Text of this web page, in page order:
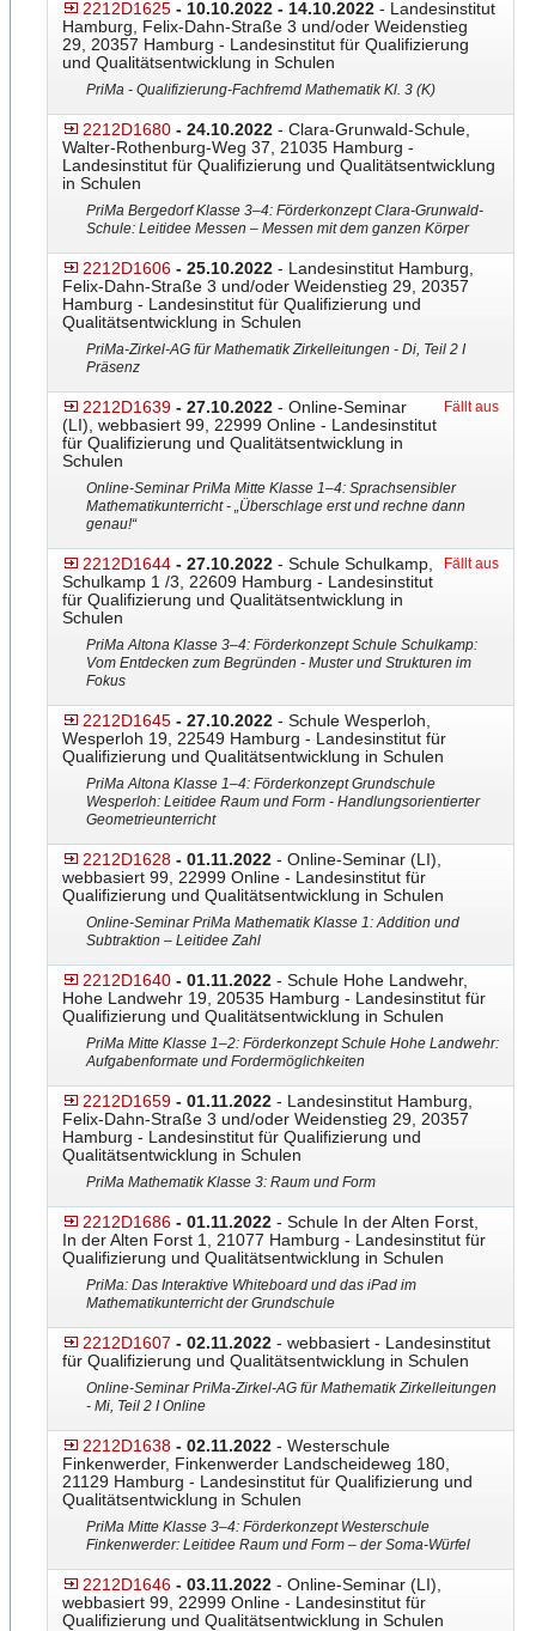
2212D1625 - 10.10.2022 - 14.10.2022 - Landesinstitut
Hamburg, Felix-Dahn-Straße 3 und/oder Weidenstieg
29, 20357 Hamburg - Landesinstitut für Qualifizierung
und Qualitätsentwicklung in Schulen
PriMa - Qualifizierung-Fachfremd Mathematik Kl. 3 (K)
2212D1680 - 24.10.2022 - Clara-Grunwald-Schule,
Walter-Rothenburg-Weg 37, 21035 Hamburg -
Landesinstitut für Qualifizierung und Qualitätsentwicklung
in Schulen
PriMa Bergedorf Klasse 3–4: Förderkonzept Clara-Grunwald-
Schule: Lei​tidee Messen – Messen mit dem ganzen Körper
2212D1606 - 25.10.2022 - Landesinstitut Hamburg,
Felix-Dahn-Straße 3 und/oder Weidenstieg 29, 20357
Hamburg - Landesinstitut für Qualifizierung und
Qualitätsentwicklung in Schulen
PriMa-Zirkel-AG für Mathematik Zirkelleitungen - Di, Teil 2 I
Präsenz
2212D1639 - 27.10.2022 - Online-Seminar
(LI), webbasiert 99, 22999 Online - Landesinstitut
für Qualifizierung und Qualitätsentwicklung in
Schulen
Fällt aus
Online-Seminar PriMa Mitte Klasse 1–4: Sprachsensibler
Mathematikunterricht - „Überschlage erst und rechne dann
genau!“
2212D1644 - 27.10.2022 - Schule Schulkamp,
Schulkamp 1 /3, 22609 Hamburg - Landesinstitut
für Qualifizierung und Qualitätsentwicklung in
Schulen
Fällt aus
PriMa Altona Klasse 3–4: Förderkonzept Schule Schulkamp:
Vom Entdecken zum Begründen - Muster und Strukturen im
Fokus
2212D1645 - 27.10.2022 - Schule Wesperloh,
Wesperloh 19, 22549 Hamburg - Landesinstitut für
Qualifizierung und Qualitätsentwicklung in Schulen
PriMa Altona Klasse 1–4: Förderkonzept Grundschule
Wesperloh: Leitidee Raum und Form - Handlungsorientierter
Geometrieunterricht
2212D1628 - 01.11.2022 - Online-Seminar (LI),
webbasiert 99, 22999 Online - Landesinstitut für
Qualifizierung und Qualitätsentwicklung in Schulen
Online-Seminar PriMa Mathematik Klasse 1: Addition und
Subtraktion – Leitidee Zahl
2212D1640 - 01.11.2022 - Schule Hohe Landwehr,
Hohe Landwehr 19, 20535 Hamburg - Landesinstitut für
Qualifizierung und Qualitätsentwicklung in Schulen
PriMa Mitte Klasse 1–2: Förderkonzept Schule Hohe Landwehr:
Aufgabenformate und Fordermöglichkeiten
2212D1659 - 01.11.2022 - Landesinstitut Hamburg,
Felix-Dahn-Straße 3 und/oder Weidenstieg 29, 20357
Hamburg - Landesinstitut für Qualifizierung und
Qualitätsentwicklung in Schulen
PriMa Mathematik Klasse 3: Raum und Form
2212D1686 - 01.11.2022 - Schule In der Alten Forst,
In der Alten Forst 1, 21077 Hamburg - Landesinstitut für
Qualifizierung und Qualitätsentwicklung in Schulen
PriMa: Das Interaktive Whiteboard und das iPad im
Mathematikunterricht der Grundschule
2212D1607 - 02.11.2022 - webbasiert - Landesinstitut
für Qualifizierung und Qualitätsentwicklung in Schulen
Online-Seminar PriMa-Zirkel-AG für Mathematik Zirkelleitungen
- Mi, Teil 2 I Online
2212D1638 - 02.11.2022 - Westerschule
Finkenwerder, Finkenwerder Landscheideweg 180,
21129 Hamburg - Landesinstitut für Qualifizierung und
Qualitätsentwicklung in Schulen
PriMa Mitte Klasse 3–4: Förderkonzept Westerschule
Finkenwerder: Leitidee Raum und Form – der Soma-Würfel
2212D1646 - 03.11.2022 - Online-Seminar (LI),
webbasiert 99, 22999 Online - Landesinstitut für
Qualifizierung und Qualitätsentwicklung in Schulen